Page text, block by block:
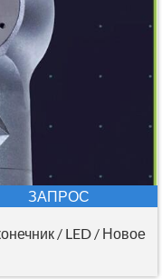
ЗАПРОС
/ LED / Новое